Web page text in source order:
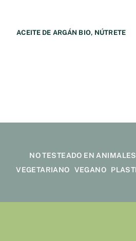
ACEITE DE ARGÁN BIO, NÚTRETE
NO TESTEADO EN ANIMALES
VEGETARIANO
VEGANO